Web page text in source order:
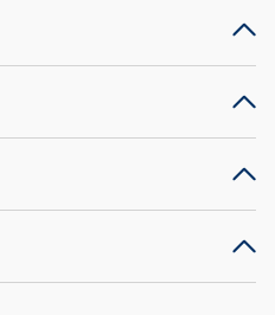
am
der Bahnstraße in
den